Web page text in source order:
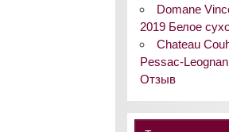
Domane
2019 Белое
Chateau
Pessac-
Отзыв